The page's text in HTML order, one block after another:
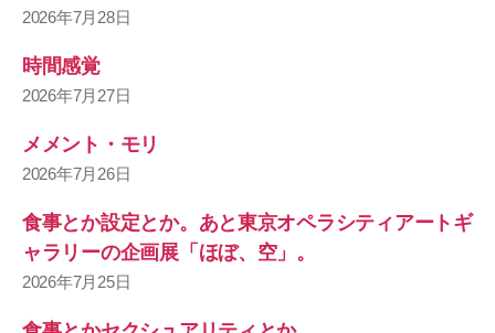
2026年7月28日
時間感覚
2026年7月27日
メメント・モリ
2026年7月26日
食事とか設定とか。あと東京オペラシティアートギ
ャラリーの企画展「ほぼ、空」。
2026年7月25日